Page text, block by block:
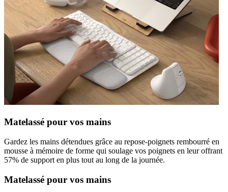
Matelassé pour vos mains
Gardez les mains détendues grâce au repose-poignets rembourré en
mousse à mémoire de forme qui soulage vos poignets en leur offrant
57% de support en plus tout au long de la journée.
Matelassé pour vos mains